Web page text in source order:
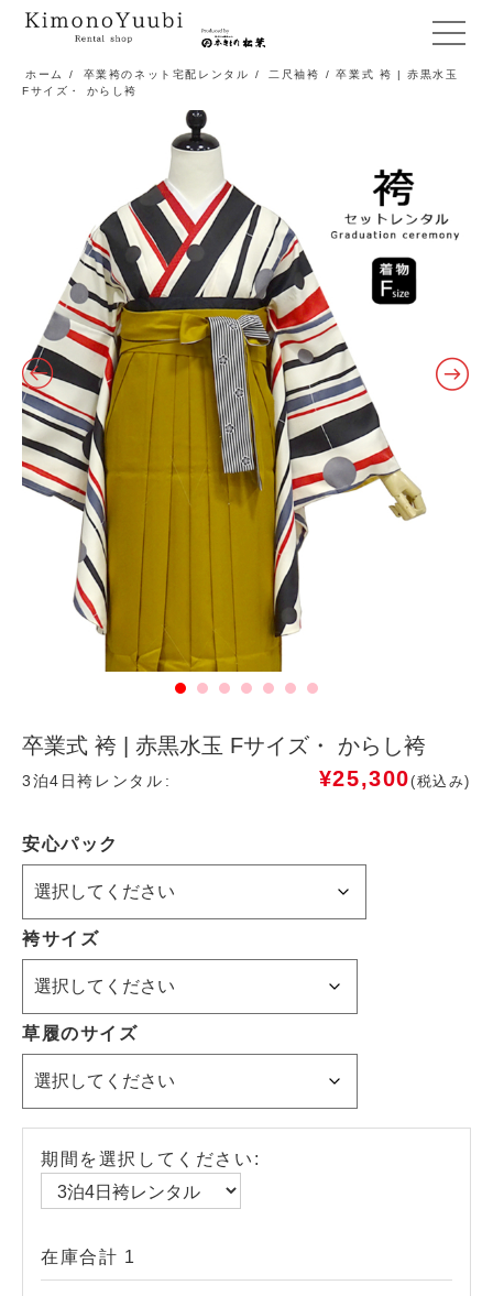
メ
ニ
ホーム / 卒業袴のネット宅配レンタル / 二尺袖袴
/ 卒業式 袴 | 赤黒水玉
Fサイズ・ からし袴
卒業式 袴 | 赤黒水玉 Fサイズ・ からし袴
3泊4日袴レンタル ¥25,300(税込み)
安心パック
袴サイズ
草履のサイズ
期間を選択してください:
在庫合計 1